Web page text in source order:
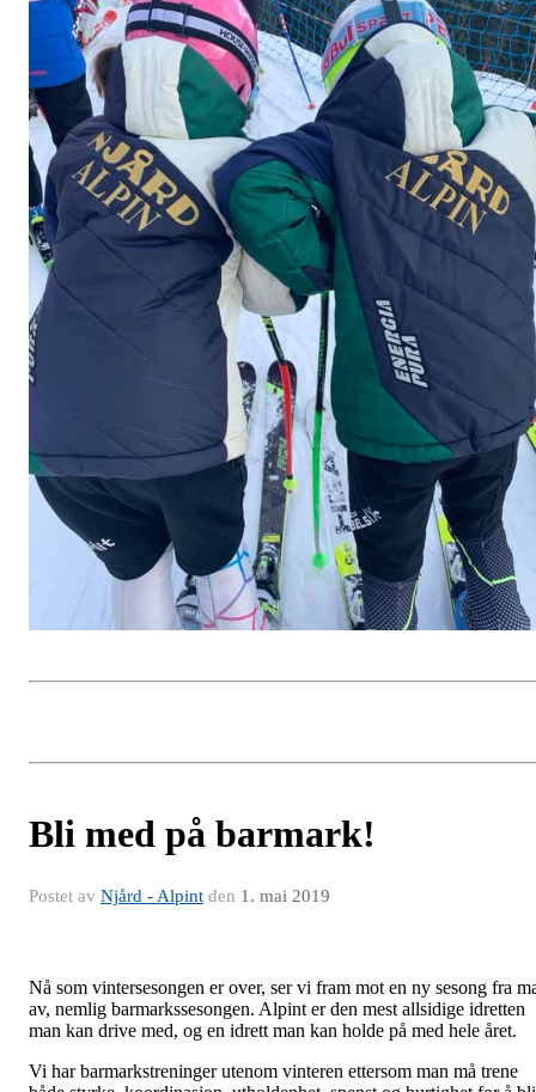
Bli med på barmark!
Postet av Njård - Alpint den 1. mai 2019
Nå som vintersesongen er over, ser vi fram mot en ny sesong fra
av, nemlig barmarkssesongen. Alpint er den mest allsidige idretten
man kan drive med, og en idrett man kan holde på med hele året.
Vi har barmarkstreninger utenom vinteren ettersom man må trene